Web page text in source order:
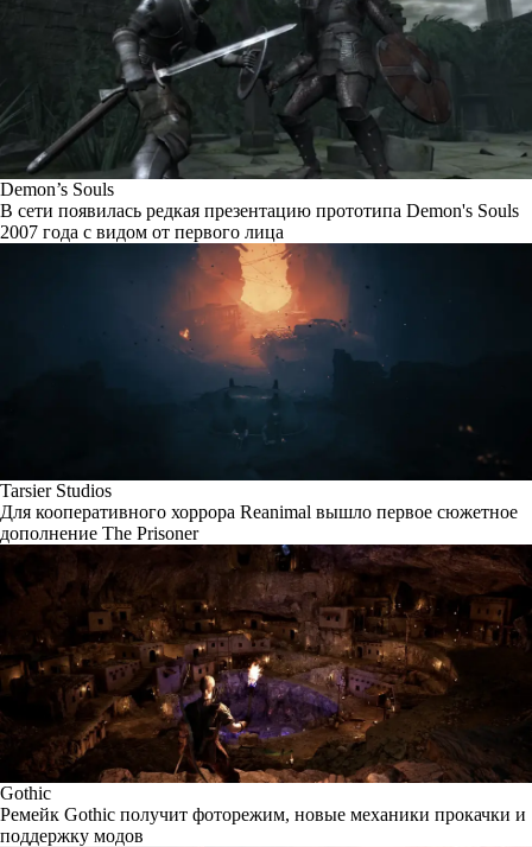
Demon’s Souls
В сети появилась редкая презентацию прототипа Demon's Souls
2007 года с видом от первого лица
Tarsier Studios
Для кооперативного хоррора Reanimal вышло первое сюжетное
дополнение The Prisoner
Gothic
Ремейк Gothic получит фоторежим, новые механики прокачки и
поддержку модов